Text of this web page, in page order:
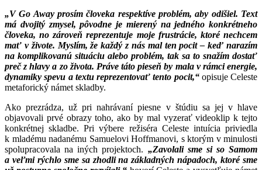
„V Go Away prosím človeka respektíve problém, aby odišiel. Text
má dvojitý zmysel, pôvodne je mierený na jedného konkrétneho
človeka, no zároveň reprezentuje moje frustrácie, ktoré nechcem
mať v živote. Myslím, že každý z nás mal ten pocit – keď narazím
na komplikovanú situáciu alebo problém, tak sa to snažím dostať
preč z hlavy a zo života. Práve táto pieseň by mala v rámci energie,
dynamiky spevu a textu reprezentovať tento pocit,“ opisuje Celeste
metaforický námet skladby.
Ako prezrádza, už pri nahrávaní piesne v štúdiu sa jej v hlave
objavovali prvé obrazy toho, ako by mal vyzerať videoklip k tejto
konkrétnej skladbe. Pri výbere režiséra Celeste intuícia priviedla
k mladému nadanému Samuelovi Hoffmanovi, s ktorým v minulosti
spolupracovala na iných projektoch. „Zavolali sme si so Samom
a veľmi rýchlo sme sa zhodli na základných nápadoch, ktoré sme